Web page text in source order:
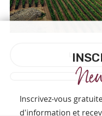
Inscrivez-vous
d'information et